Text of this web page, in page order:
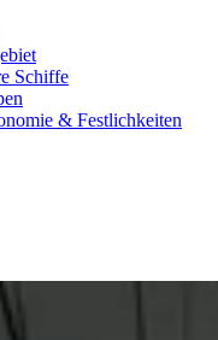
Schiffe
& Festlichkeiten